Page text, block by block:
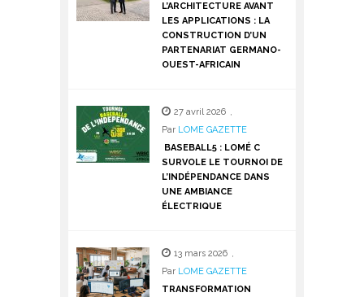
L’ARCHITECTURE AVANT
LES APPLICATIONS : LA
CONSTRUCTION D’UN
PARTENARIAT GERMANO-
OUEST-AFRICAIN
27 avril 2026 ,
Par LOME GAZETTE
BASEBALL5 : LOMÉ C
SURVOLE LE TOURNOI DE
L’INDÉPENDANCE DANS
UNE AMBIANCE
ÉLECTRIQUE
13 mars 2026 ,
Par LOME GAZETTE
TRANSFORMATION